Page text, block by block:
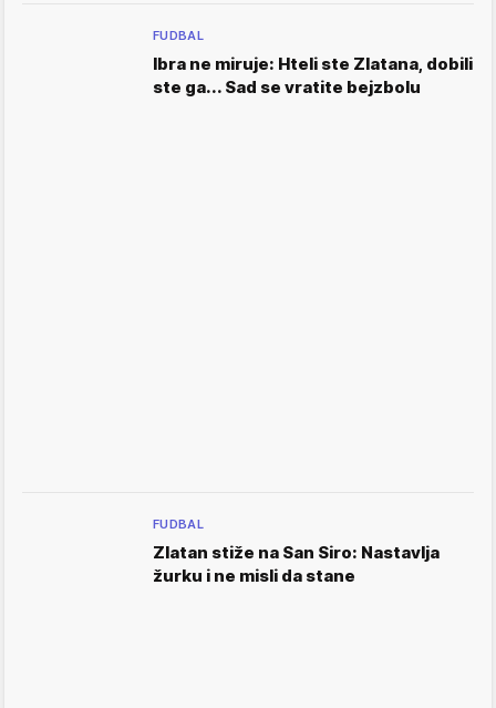
FUDBAL
Ibra ne miruje: Hteli ste Zlatana, dobili
ste ga... Sad se vratite bejzbolu
FUDBAL
Zlatan stiže na San Siro: Nastavlja
žurku i ne misli da stane